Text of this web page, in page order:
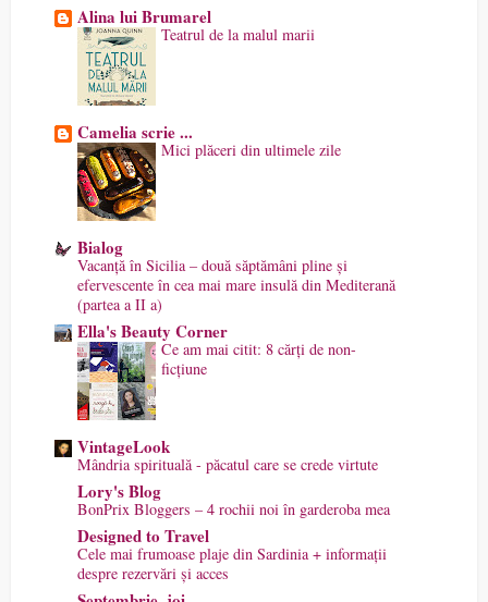
Alina lui Brumarel
Teatrul de la malul marii
Camelia scrie ...
Mici plăceri din ultimele zile
Bialog
Vacanță în Sicilia – două săptămâni pline și
efervescente în cea mai mare insulă din Mediterană
(partea a II a)
Ella's Beauty Corner
Ce am mai citit: 8 cărți de non-
ficțiune
VintageLook
Mândria spirituală - păcatul care se crede virtute
Lory's Blog
BonPrix Bloggers – 4 rochii noi în garderoba mea
Designed to Travel
Cele mai frumoase plaje din Sardinia + informații
despre rezervări și acces